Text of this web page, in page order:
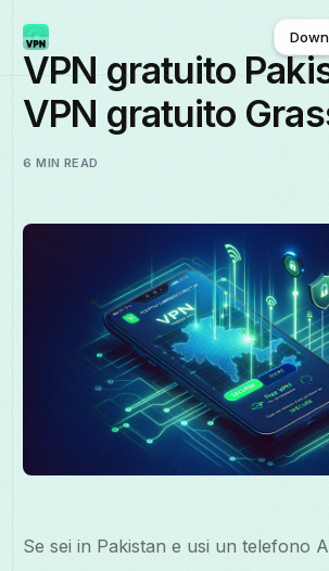
Download free VPN
VPN gratuito
VPN gratuito
6 MIN READ
Se sei in Pakistan e usi un telefono